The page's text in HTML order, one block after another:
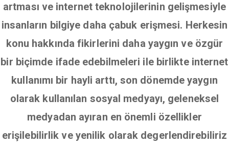
artması ve internet teknolojilerinin gelişmesiyle
insanların bilgiye daha çabuk erişmesi. Herkesin
konu hakkında fikirlerini daha yaygın ve özgür
bir biçimde ifade edebilmeleri ile birlikte internet
kullanımı bir hayli arttı, son dönemde yaygın
olarak kullanılan sosyal medyayı, geleneksel
medyadan ayıran en önemli özellikler
erişilebilirlik ve yenilik olarak degerlendirebiliriz